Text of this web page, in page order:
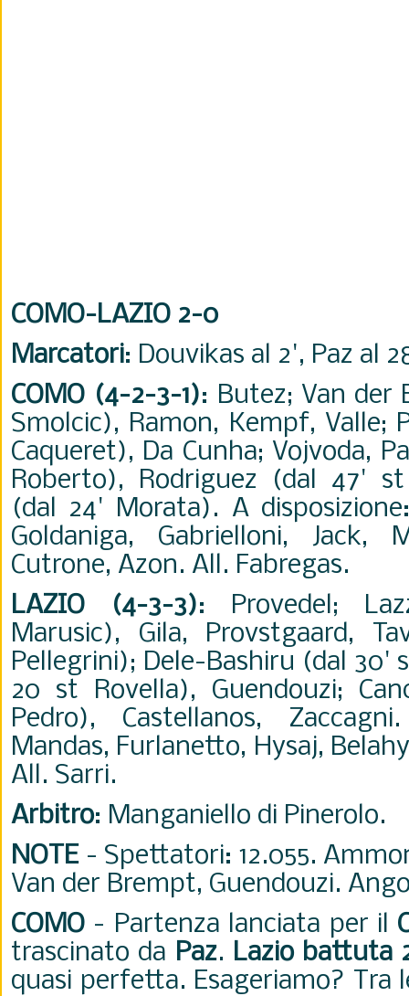
COMO-LAZIO 2-0
Marcatori: Douvikas al 2', Paz al
COMO (4-2-3-1): Butez; Van der
Smolcic), Ramon, Kempf, Valle;
Caqueret), Da Cunha; Vojvoda,
Roberto), Rodriguez (dal 47'
(dal 24' Morata). A
Goldaniga, Gabrielloni, Jack,
Cutrone, Azon. All. Fabregas.
LAZIO (4-3-3): Provedel;
Marusic), Gila, Provstgaard,
Pellegrini); Dele-Bashiru (dal 30'
20 st Rovella), Guendouzi;
Pedro), Castellanos,
Mandas, Furlanetto, Hysaj,
All. Sarri.
Arbitro: Manganiello di Pinerolo.
NOTE - Spettatori: 12.055.
Van der Brempt, Guendouzi.
COMO - Partenza lanciata per il
trascinato da Paz. Lazio battuta
quasi perfetta. Esageriamo? Tra